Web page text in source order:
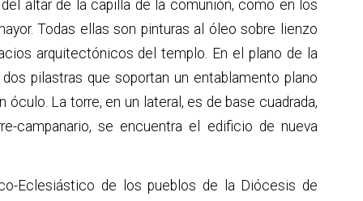
altar de la capilla de la comunión, como en los
Todas ellas son pinturas al óleo sobre lienzo
arquitectónicos del templo. En el plano de la
pilastras que soportan un entablamento plano
La torre, en un lateral, es de base cuadrada,
campanario, se encuentra el edificio de nueva
Eclesiástico de los pueblos de la Diócesis de